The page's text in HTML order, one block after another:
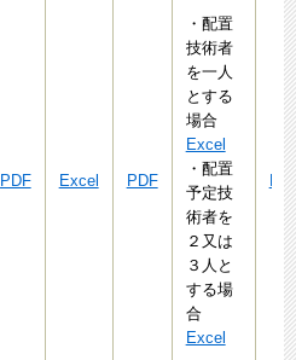
PDF Excel PDF
・配置
技術者
を一人
とする
場合
Excel
・配置
予定技
術者を
２又は
３人と
する場
合
Excel